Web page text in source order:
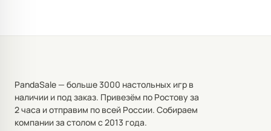
PandaSale — больше 3000 настольных игр в
наличии и под заказ. Привезём по Ростову за
2 часа и отправим по всей России. Собираем
компании за столом с 2013 года.